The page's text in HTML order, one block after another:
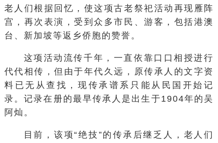
老人们根据回忆，使这项古老祭祀活动再现雁阵
宫，再次表演，受到众多市民、游客，包括港澳
台、新加坡等返乡侨胞的赞誉。
这项活动流传千年，一直依靠口口相授进行
代代相传，但由于年代久远，原传承人的文字资
料已无从查找，现传承谱系只能从民国开始记
录。记录在册的最早传承人是出生于1904年的吴
阿灿。
目前，该项“绝技”的传承后继乏人，老人们